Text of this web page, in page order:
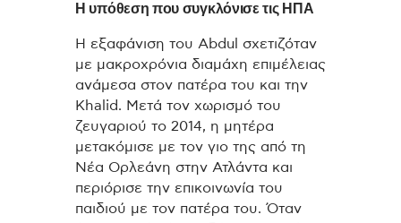
Η υπόθεση που συγκλόνισε τις ΗΠΑ
Η εξαφάνιση του Abdul σχετιζόταν
με μακροχρόνια διαμάχη επιμέλειας
ανάμεσα στον πατέρα του και την
Khalid. Μετά τον χωρισμό του
ζευγαριού το 2014, η μητέρα
μετακόμισε με τον γιο της από τη
Νέα Ορλεάνη στην Ατλάντα και
περιόρισε την επικοινωνία του
παιδιού με τον πατέρα του. Όταν